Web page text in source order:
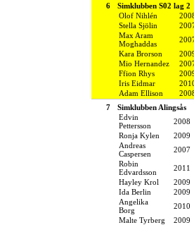
6 Simklubben S02 lag 2
Olof Nihlén
Stella Sjölin
Max Aram
Moghaddas
Kara Brorson
Mio Hernandez
Ffion Rhys
Iris Eidmar
Adam Ellison
7
Simklubben Alingsås
Edvin
Pettersson
2008
Ronja Kylen
2009
Andreas
Caspersen
2007
Robin
Edvardsson
2011
Hayley Krol
2009
Ida Berlin
2009
Angelika
Borg
2010
Malte Tyrberg
2009